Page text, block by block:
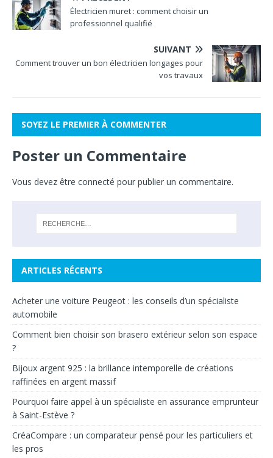
Électricien muret : comment choisir un
professionnel qualifié
SUIVANT
Comment trouver un bon électricien longages pour
vos travaux
SOYEZ LE PREMIER À COMMENTER
Poster un Commentaire
Vous devez être connecté pour publier un commentaire.
ARTICLES RÉCENTS
Acheter une voiture Peugeot : les conseils d’un spécialiste
automobile
Comment bien choisir son brasero extérieur selon son espace
?
Bijoux argent 925 : la brillance intemporelle de créations
raffinées en argent massif
Pourquoi faire appel à un spécialiste en assurance emprunteur
à Saint-Estève ?
CréaCompare : un comparateur pensé pour les particuliers et
les pros